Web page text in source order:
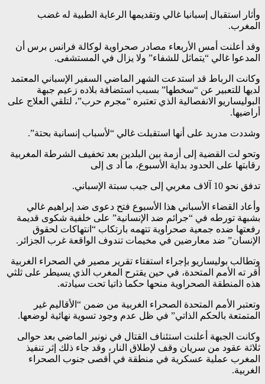
وأثار استقبال إسبانيا غالي وتقديمها الرعاية الطبية له غضب
المغرب.
وقد أعلنت أمس الأربعاء مصادر صحراوية لوكالة فرانس برس أن
المدعوا غالي “يتماثل للشفاء” ولا يزال في المستشفى.
وكانت الرباط قد استدعت الشهر الماضي السفير الإسباني المعتمد
لديها للتعبير عن “سخطها” بسبب استضافة بلاده زعيم جبهة
البوليساريو الانفصالية الذي تعتبره “مجرم حرب”، لتلقي العلاج على
أراضيها.
وشددت مدريد على أنها استقبلت غالي “لأسباب إنسانية بحتة”.
وتحو لت القضية إلى أزمة بين البلدين بعد تخفيف الشرطة المغربية
رقابتها على الحدود بداية الأسبوع، ما أد ى إلى
تدفق نحو 10 آلاف مغربي إلى جيب سبتة الإسباني.
وأعاد القضاء الأسباني هذا الأسبوع فتح دعوى ضد إبراهيم غالي
بشبهة تورطه في “جرائم ضد الإنسانية” على خلفية شكوى قديمة
رفعتها ضده جمعية صحراوية تتهمه بارتكاب “انتهاكات لحقوق
الإنسان” ضد معارضين في مخيمات تندوف الواقعة غرب الجزائر.
وتطالب بوليساريو بإجراء استفتاء تقرير مصير في الصحراء الغربية
أقر ته الأمم المتحدة، في حين يقترح المغرب الذي يسيطر على ثلثي
هذه المنطقة الصحراوية منحها حكما ذاتيا تحت سيادته.
وتعتبر الأمم المتحدة الصحراء الغربية من ضمن “الأقاليم غير
المتمتعة بالحكم الذاتي” في ظل عدم وجود تسوية نهائية لوضعها.
وكانت الجبهة أعلنت استئناف القتال في نونبر الماضي بعد حوالى
ثلاثة عقود من سريان وقف لإطلاق النار، وقد جاء ذلك إثر تنفيذ
المغرب عملية عسكرية في منطقة في أقصى جنوب الصحراء
الغربية.